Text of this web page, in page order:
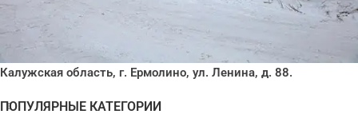
Калужская область, г. Ермолино, ул. Ленина, д. 88.
ПОПУЛЯРНЫЕ КАТЕГОРИИ